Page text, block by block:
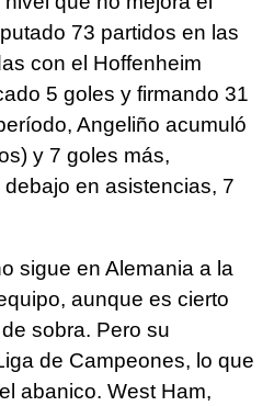
73 partidos en las
con el Hoffenheim
5 goles y firmando 31
Angeliño acumuló
y 7 goles más,
en asistencias, 7
sigue en Alemania a la
aunque es cierto
sobra. Pero su
de Campeones, lo que
abanico. West Ham,